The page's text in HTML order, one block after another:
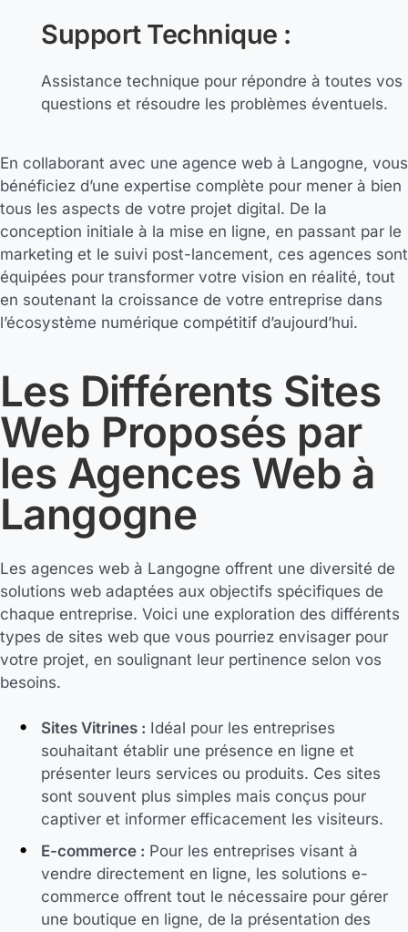
Support Technique :
Assistance technique pour répondre à toutes vos
questions et résoudre les problèmes éventuels.
En collaborant avec une agence web à Langogne, vous
bénéficiez d’une expertise complète pour mener à bien
tous les aspects de votre projet digital. De la
conception initiale à la mise en ligne, en passant par le
marketing et le suivi post-lancement, ces agences sont
équipées pour transformer votre vision en réalité, tout
en soutenant la croissance de votre entreprise dans
l’écosystème numérique compétitif d’aujourd’hui.
Les Différents Sites
Web Proposés par
les Agences Web à
Langogne
Les agences web à Langogne offrent une diversité de
solutions web adaptées aux objectifs spécifiques de
chaque entreprise. Voici une exploration des différents
types de sites web que vous pourriez envisager pour
votre projet, en soulignant leur pertinence selon vos
besoins.
Sites Vitrines : Idéal pour les entreprises
souhaitant établir une présence en ligne et
présenter leurs services ou produits. Ces sites
sont souvent plus simples mais conçus pour
captiver et informer efficacement les visiteurs.
E-commerce : Pour les entreprises visant à
vendre directement en ligne, les solutions e-
commerce offrent tout le nécessaire pour gérer
une boutique en ligne, de la présentation des